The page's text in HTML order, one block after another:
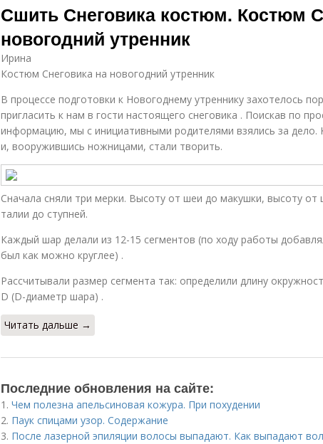
Сшить Снеговика костюм. Костюм
новогодний утренник
Ирина
Костюм Снеговика на новогодний утренник
В процессе подготовки к Новогоднему утреннику захотелось
пригласить к нам в гости настоящего снеговика . Поискав по
информацию, мы с инициативными родителями взялись за дело.
и, вооружившись ножницами, стали творить.
Сначала сняли три мерки. Высоту от шеи до макушки, высоту от
талии до ступней.
Каждый шар делали из 12-15 сегментов (по ходу работы
был как можно круглее) .
Рассчитывали размер сегмента так: определили длину
D (D-диаметр шара) .
Читать дальше →
Последние обновления на сайте:
1. Чем полезна апельсиновая кожура. При похудении
2. Паук спицами узор. Содержание
3. После лазерной эпиляции волосы выпадают. Как выпадают